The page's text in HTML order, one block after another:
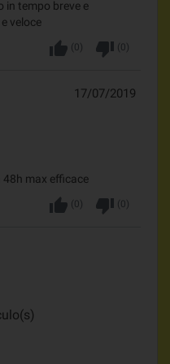
tempo breve e
veloce
thumb_up (0 ) thumb_down (0 )
17/07/2019
48h max efficace
thumb_up (0 ) thumb_down (0 )